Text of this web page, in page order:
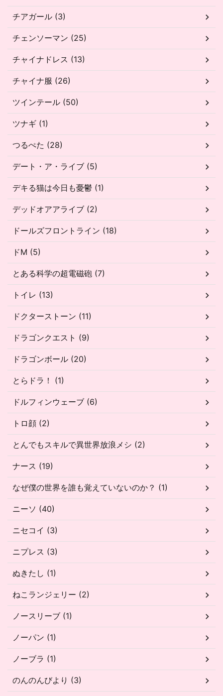
チアガール (3)
チェンソーマン (25)
チャイナドレス (13)
チャイナ服 (26)
ツインテール (50)
ツナギ (1)
つるぺた (28)
デート・ア・ライブ (5)
デキる猫は今日も憂鬱 (1)
デッドオアアライブ (2)
ドールズフロントライン (18)
ドM (5)
とある科学の超電磁砲 (7)
トイレ (13)
ドクターストーン (11)
ドラゴンクエスト (9)
ドラゴンボール (20)
とらドラ！ (1)
ドルフィンウェーブ (6)
トロ顔 (2)
とんでもスキルで異世界放浪メシ (2)
ナース (19)
なぜ僕の世界を誰も覚えていないのか？ (1)
ニーソ (40)
ニセコイ (3)
ニプレス (3)
ぬきたし (1)
ねこランジェリー (2)
ノースリーブ (1)
ノーパン (1)
ノーブラ (1)
のんのんびより (3)